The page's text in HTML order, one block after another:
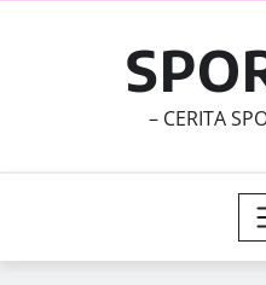
– CERITA